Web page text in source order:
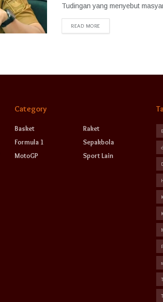
Tudingan yang menyebut
READ MORE
Category
Basket
Formula 1
MotoGP
Raket
Sepakbola
Sport Lain